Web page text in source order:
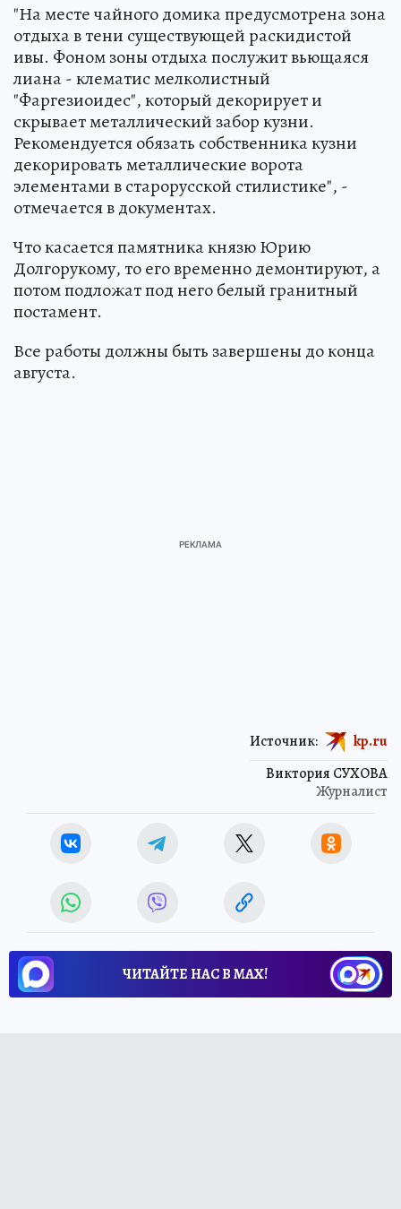
"На месте чайного домика предусмотрена зона
отдыха в тени существующей раскидистой
ивы. Фоном зоны отдыха послужит вьющаяся
лиана - клематис мелколистный
"Фаргезиоидес", который декорирует и
скрывает металлический забор кузни.
Рекомендуется обязать собственника кузни
декорировать металлические ворота
элементами в старорусской стилистике", -
отмечается в документах.
Что касается памятника князю Юрию
Долгорукому, то его временно демонтируют, а
потом подложат под него белый гранитный
постамент.
Все работы должны быть завершены до конца
августа.
Виктория СУХОВА
Журналист
Источник: kp.ru
ЧИТАЙТЕ НАС В МАХ!